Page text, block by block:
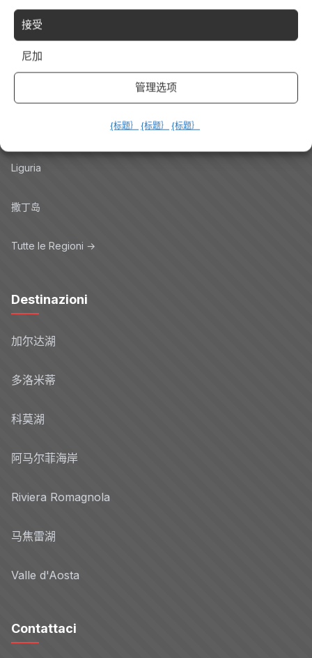
接受
尼加
管理选项
{标题｝ {标题｝ {标题｝
托斯卡纳
Lombardia
Liguria
撒丁岛
Tutte le Regioni →
Destinazioni
加尔达湖
多洛米蒂
科莫湖
阿马尔菲海岸
Riviera Romagnola
马焦雷湖
Valle d'Aosta
Contattaci